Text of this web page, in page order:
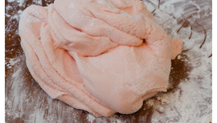
Nu e nevoie sa mai adaugati zahar pudra, ca amidonul
margarina aia il face soft si-i mentine perfect elasticitatea. Vi-